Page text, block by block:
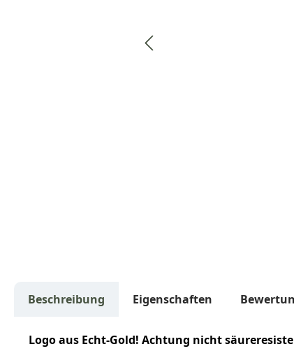
Beschreibung Eigenschaften
Logo aus Echt-Gold! Achtung nicht